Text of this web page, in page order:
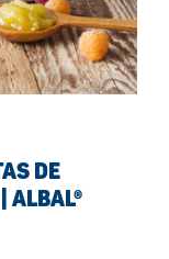
DE
ALBAL®